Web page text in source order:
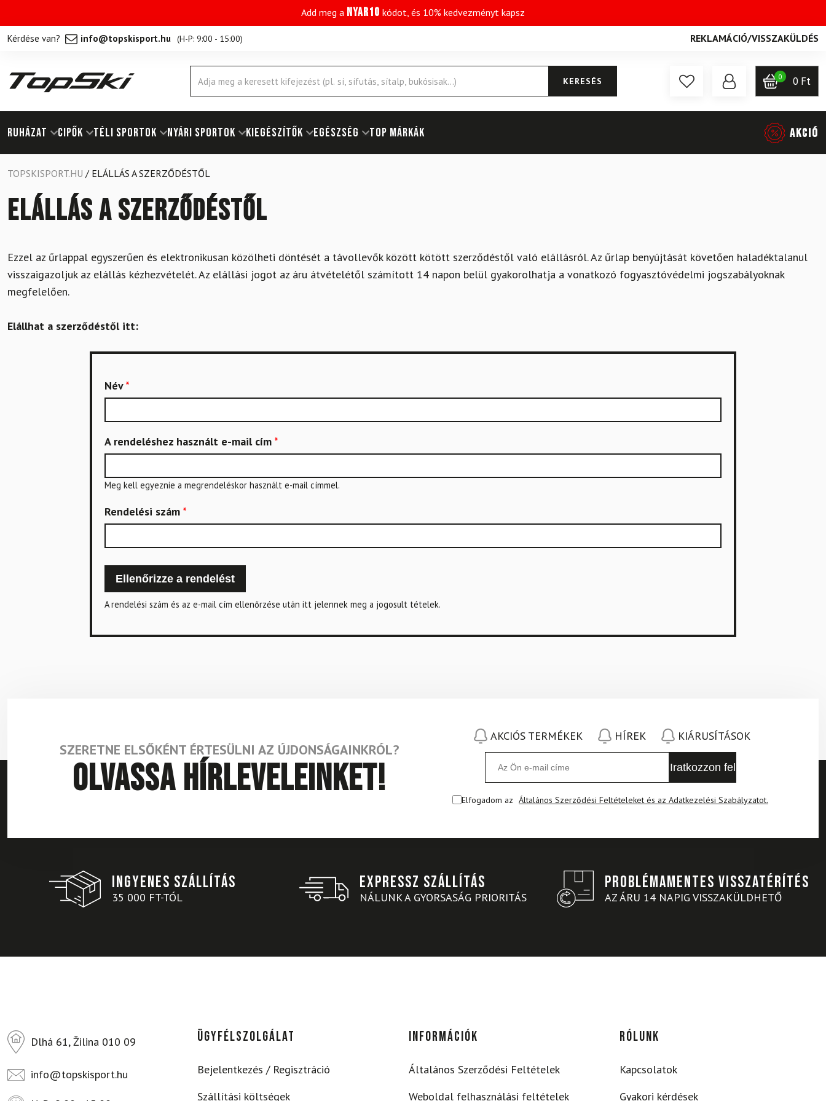
Add meg a NYAR10 kódot, és 10% kedvezményt kapsz
Kérdése van? info@topskisport.hu (H-P: 9:00 - 15:00) REKLAMÁCIÓ/VISSZAKÜLDÉS
Products
search
KERESÉS 0 0 Ft
RUHÁZAT Cipők TÉLI SPORTOK NYÁRI SPORTOK KIEGÉSZÍTŐK EGÉSZSÉG Top márkák AKCIÓ
TOPSKISPORT.HU / ELÁLLÁS A SZERZŐDÉSTŐL
Elállás a szerződéstől
Ezzel az űrlappal egyszerűen és elektronikusan közölheti döntését a távollevők között kötött szerződéstől való elállásról. Az űrlap benyújtását követően haladéktalanul
visszaigazoljuk az elállás kézhezvételét. Az elállási jogot az áru átvételétől számított 14 napon belül gyakorolhatja a vonatkozó fogyasztóvédelmi jogszabályoknak
megfelelően.
Elállhat a szerződéstől itt:
Név*
A rendeléshez használt e-mail cím *
Meg kell egyeznie a megrendeléskor használt e-mail címmel.
Rendelési szám *
Ellenőrizze a rendelést
A rendelési szám és az e-mail cím ellenőrzése után itt jelennek meg a jogosult tételek.
SZERETNE ELSŐKÉNT ÉRTESÜLNI AZ ÚJDONSÁGAINKRÓL?
Olvassa hírleveleinket!
AKCIÓS TERMÉKEK HÍREK KIÁRUSÍTÁSOK
Elfogadom az Általános Szerződési Feltételeket és az Adatkezelési Szabályzatot.
INGYENES SZÁLLÍTÁS
35 000 FT-TÓL
EXPRESSZ SZÁLLÍTÁS
NÁLUNK A GYORSASÁG PRIORITÁS
PROBLÉMAMENTES VISSZATÉRÍTÉS
AZ ÁRU 14 NAPIG VISSZAKÜLDHETŐ
Dlhá 61, Žilina 010 09
info@topskisport.hu
ÜGYFÉLSZOLGÁLAT
Bejelentkezés / Regisztráció
Szállítási költségek
INFORMÁCIÓK
Általános Szerződési Feltételek
Weboldal felhasználási feltételek
RÓLUNK
Kapcsolatok
Gyakori kérdések